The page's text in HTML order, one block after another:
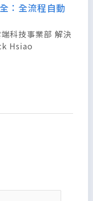
：全流程自動
科技事業部 解決
Hsiao